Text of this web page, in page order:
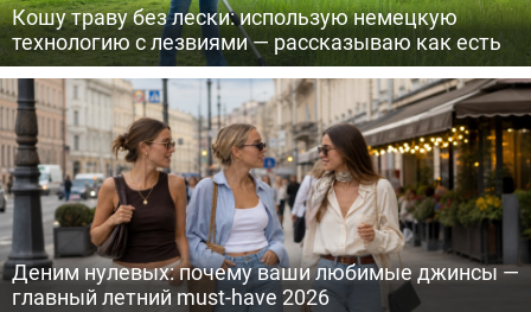
Кошу траву без лески: использую немецкую
технологию с лезвиями — рассказываю как есть
Деним нулевых: почему ваши любимые джинсы —
главный летний must-have 2026